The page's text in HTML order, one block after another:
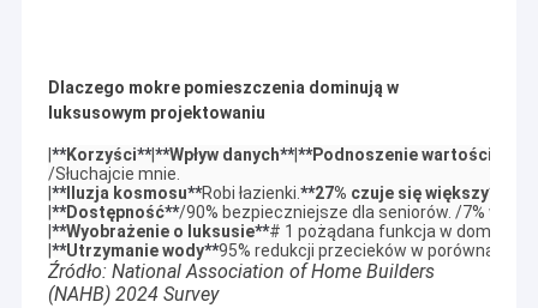
Dlaczego mokre pomieszczenia dominują w
luksusowym projektowaniu
**Korzyści**|**Wpływ danych**|**Podnoszenie wartości
/Słuchajcie mnie.
**Iluzja kosmosu**Robi łazienki.**27% czuje się większy**
**Dostępność**/90% bezpieczniejsze dla seniorów. /7%
**Wyobrażenie o luksusie**# 1 pożądana funkcja w domach
**Utrzymanie wody**95% redukcji przecieków w porównaniu
Źródło: National Association of Home Builders
(NAHB) 2024 Survey